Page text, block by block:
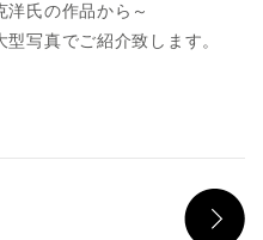
氏の作品から～
写真でご紹介致します。